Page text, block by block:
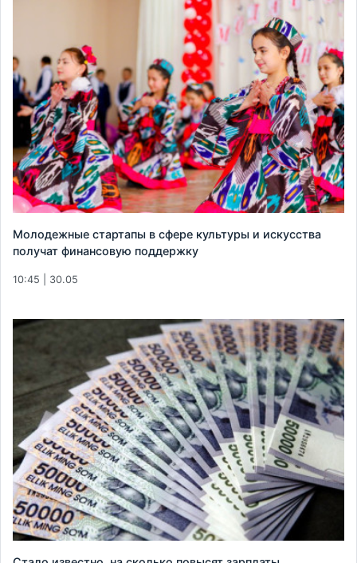
Молодежные стартапы в сфере культуры и искусства
получат финансовую поддержку
10:45 | 30.05